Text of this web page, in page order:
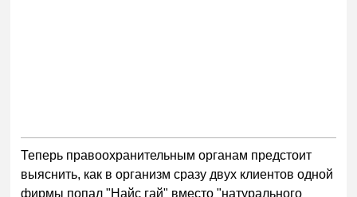
Теперь правоохранительным органам предстоит
выяснить, как в организм сразу двух клиентов одной
фирмы попал "Найс гай" вместо "натурального